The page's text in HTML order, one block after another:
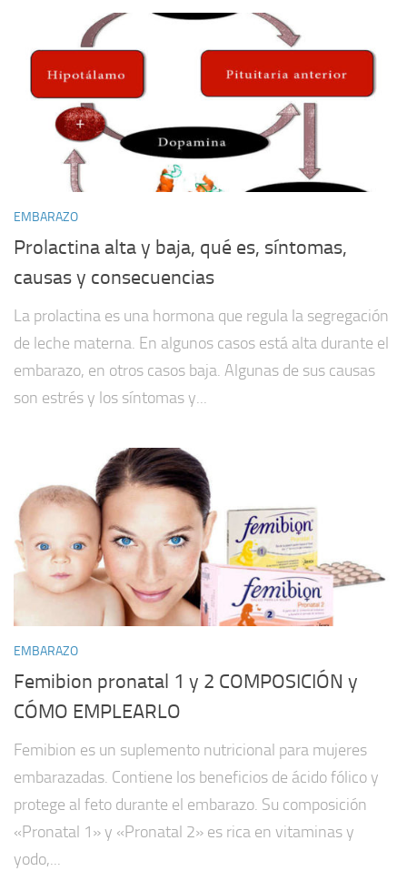
EMBARAZO
Prolactina alta y baja, qué es, síntomas,
causas y consecuencias
La prolactina es una hormona que regula la segregación
de leche materna. En algunos casos está alta durante el
embarazo, en otros casos baja. Algunas de sus causas
son estrés y los síntomas y...
EMBARAZO
Femibion pronatal 1 y 2 COMPOSICIÓN y
CÓMO EMPLEARLO
Femibion es un suplemento nutricional para mujeres
embarazadas. Contiene los beneficios de ácido fólico y
protege al feto durante el embarazo. Su composición
«Pronatal 1» y «Pronatal 2» es rica en vitaminas y
yodo,...